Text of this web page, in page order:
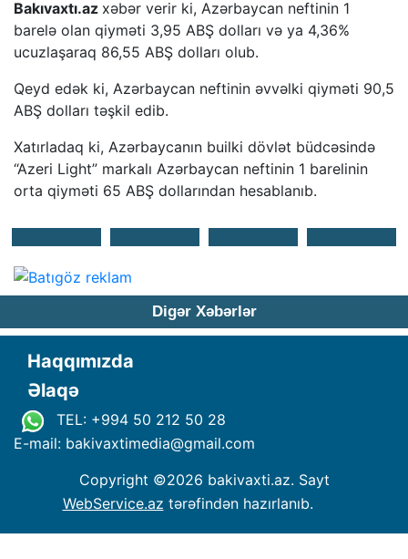
Bakıvaxtı.az xəbər verir ki, Azərbaycan neftinin 1
barelə olan qiyməti 3,95 ABŞ dolları və ya 4,36%
ucuzlaşaraq 86,55 ABŞ dolları olub.
Qeyd edək ki, Azərbaycan neftinin əvvəlki qiyməti 90,5
ABŞ dolları təşkil edib.
Xatırladaq ki, Azərbaycanın builki dövlət büdcəsində
“Azeri Light” markalı Azərbaycan neftinin 1 barelinin
orta qiyməti 65 ABŞ dollarından hesablanıb.
Digər Xəbərlər
Haqqımızda
Əlaqə
TEL: +994 50 212 50 28
E-mail: bakivaxtimedia@gmail.com
Copyright ©2026 bakivaxti.az. Sayt
WebService.az tərəfindən hazırlanıb.